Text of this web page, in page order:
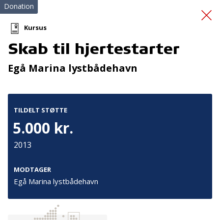
Køb af 5 stk.
Donation
Kursus
Skab til hjertestarter
Egå Marina lystbådehavn
TILDELT STØTTE
5.000 kr.
2013
MODTAGER
Egå Marina lystbådehavn
Tilmeld nyhedsbrev
De seneste nyheder om TrygFondens og TryghedsGruppens
aktiviteter direkte i din indbakke.